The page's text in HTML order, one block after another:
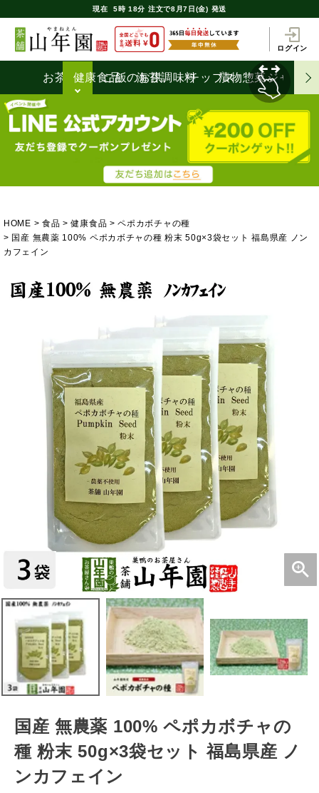
現在 5時 18分 注文で8月7日(金) 発送
ログイン
お茶うけ健康食品ご飯のお供
海苔調味料チップス
漬物惣菜ジャム
HOME 食品 健康食品
ペポカボチャの種
国産 無農薬 100% ペポカボチャの種 粉末 50g×3袋セット 福島県産 ノン
カフェイン
国産 無農薬 100% ペポカボチャの
種 粉末 50g×3袋セット 福島県産 ノ
ンカフェイン